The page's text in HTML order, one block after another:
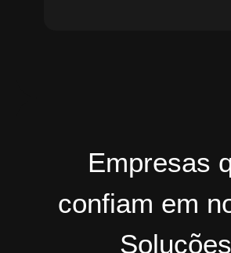
Empresas
confiam em
Soluções